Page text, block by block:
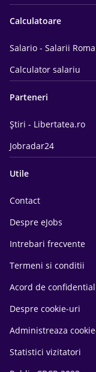
Calculatoare
Salario - Salarii
Calculator salariu
Parteneri
Știri - Libertatea.ro
Jobradar24
Utile
Contact
Despre eJobs
Intrebari frecvente
Termeni si conditii
Acord de
Despre cookie-uri
Administreaza
Statistici vizitatori